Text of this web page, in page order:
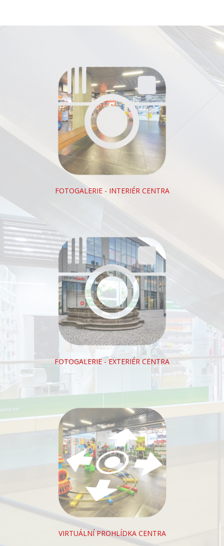
FOTOGALERIE - INTERIÉR CENTRA
FOTOGALERIE - EXTERIÉR CENTRA
VIRTUÁLNÍ PROHLÍDKA CENTRA